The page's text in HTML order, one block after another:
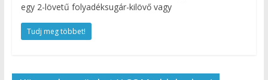
egy 2-lövetű folyadéksugár-kilövő vagy
Tudj meg többet!